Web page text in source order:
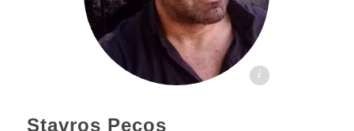
Stavros Pecos - daskaloi.gr
Stavros Pecos